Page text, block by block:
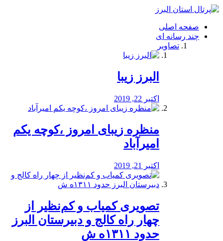
فصد
شرق
تهران
خشکشویی
صفحه اصلی
چند رسانه ای
تصاویر
البرز زیبا
اکتبر 22, 2019
منظره‌‌ زیبای امروز ،کوچه یکم
امیرآباد
اکتبر 21, 2019
️تصویری کمیاب و کم‌نظیر از
چهار راه كالج و دبيرستان البرز
حدود ۱۳۱۱ه ش